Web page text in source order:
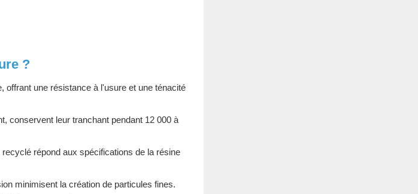
?
offrant une résistance à l'usure et une ténacité
conservent leur tranchant pendant 12 000 à
répond aux spécifications de la résine
minimisent la création de particules fines.